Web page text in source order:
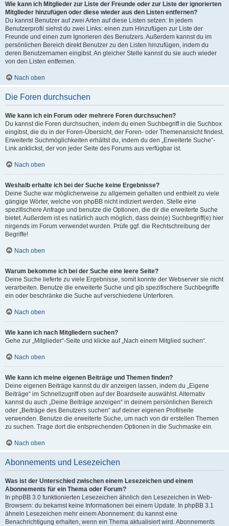
Wie kann ich Mitglieder zur Liste der Freunde oder zur Liste der ignorierten
Mitglieder hinzufügen oder diese wieder aus den Listen entfernen?
Du kannst Benutzer auf zwei Arten auf diese Listen setzen: In jedem
Benutzerprofil siehst du zwei Links: einen zum Hinzufügen zur Liste der
Freunde und einen zum Ignorieren des Benutzers. Außerdem kannst du im
persönlichen Bereich direkt Benutzer zu den Listen hinzufügen, indem du
deren Benutzernamen eingibst. An gleicher Stelle kannst du sie auch wieder
von den Listen entfernen.
Nach oben
Die Foren durchsuchen
Wie kann ich ein Forum oder mehrere Foren durchsuchen?
Du kannst die Foren durchsuchen, indem du einen Suchbegriff in die Suchbox
eingibst, die du in der Foren-Übersicht, der Foren- oder Themenansicht findest.
Erweiterte Suchmöglichkeiten erhältst du, indem du den „Erweiterte Suche“-
Link anklickst, der von jeder Seite des Forums aus verfügbar ist.
Nach oben
Weshalb erhalte ich bei der Suche keine Ergebnisse?
Deine Suche war möglicherweise zu allgemein gehalten und enthielt zu viele
gängige Wörter, welche von phpBB nicht indiziert werden. Stelle eine
spezifischere Anfrage und benutze die Optionen, die dir die erweiterte Suche
bietet. Außerdem ist es natürlich auch möglich, dass dein(e) Suchbegriff(e) hier
nirgends im Forum verwendet wurden. Prüfe ggf. die Rechtschreibung der
Begriffe!
Nach oben
Warum bekomme ich bei der Suche eine leere Seite?
Deine Suche lieferte zu viele Ergebnisse, somit konnte der Webserver sie nicht
verarbeiten. Benutze die erweiterte Suche und gib spezifischere Suchbegriffe
ein oder beschränke die Suche auf verschiedene Unterforen.
Nach oben
Wie kann ich nach Mitgliedern suchen?
Gehe zur „Mitglieder“-Seite und klicke auf „Nach einem Mitglied suchen“.
Nach oben
Wie kann ich meine eigenen Beiträge und Themen finden?
Deine eigenen Beiträge kannst du dir anzeigen lassen, indem du „Eigene
Beiträge“ im Schnellzugriff oben auf der Boardseite auswählst. Alternativ
kannst du auch „Deine Beiträge anzeigen“ in deinem persönlichen Bereich
oder „Beiträge des Benutzers suchen“ auf deiner eigenen Profilseite
verwenden. Benutze die erweiterte Suche, um nach von dir erstellen Themen
zu suchen. Trage dort die entsprechenden Optionen in die Suchmaske ein.
Nach oben
Abonnements und Lesezeichen
Was ist der Unterschied zwischen einem Lesezeichen und einem
Abonnements für ein Thema oder Forum?
In phpBB 3.0 funktionierten Lesezeichen ähnlich den Lesezeichen in Web-
Browsern: du bekamst keine Informationen bei einem Update. In phpBB 3.1
ähneln Lesezeichen mehr einem Abonnement: du kannst eine
Benachrichtigung erhalten, wenn ein Thema aktualisiert wird. Abonnements